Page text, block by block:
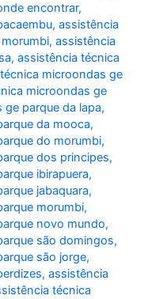
encontrar,
,assistência
,assistência
,assistência técnica
microondas ge
microondas ge
parque da lapa,
da mooca,
do morumbi,
dos principes,
ibirapuera,
jabaquara,
morumbi,
novo mundo,
são domingos,
são jorge,
,assistência
técnica